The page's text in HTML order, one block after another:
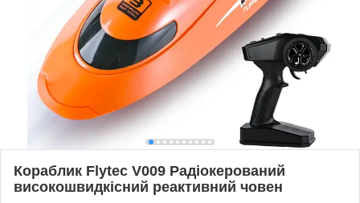
Кораблик Flytec V009 Радіокерований
високошвидкісний реактивний човен